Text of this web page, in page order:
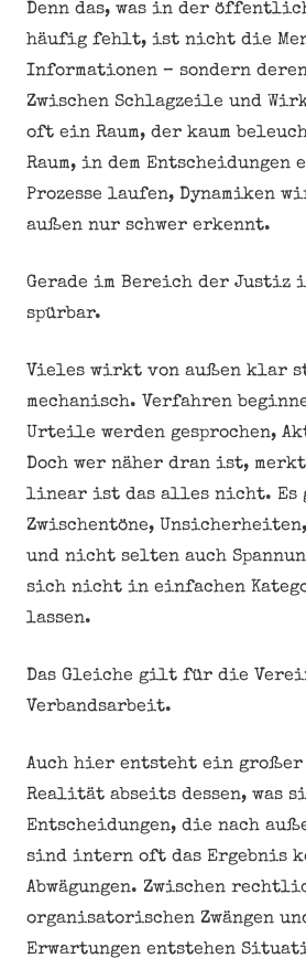
Denn das, was in der
häufig fehlt, ist nicht die
Informationen – sondern
Zwischen Schlagzeile und
oft ein Raum, der kaum
Raum, in dem Entscheidungen
Prozesse laufen, Dynamiken
außen nur schwer erkennt.
Gerade im Bereich der Justiz
spürbar.
Vieles wirkt von außen klar
mechanisch. Verfahren
Urteile werden gesprochen,
Doch wer näher dran ist,
linear ist das alles nicht. Es
Zwischentöne, Unsicherheiten,
und nicht selten auch
sich nicht in einfachen
lassen.
Das Gleiche gilt für die
Verbandsarbeit.
Auch hier entsteht ein
Realität abseits dessen, was
Entscheidungen, die nach
sind intern oft das Ergebnis
Abwägungen. Zwischen
organisatorischen Zwängen
Erwartungen entstehen